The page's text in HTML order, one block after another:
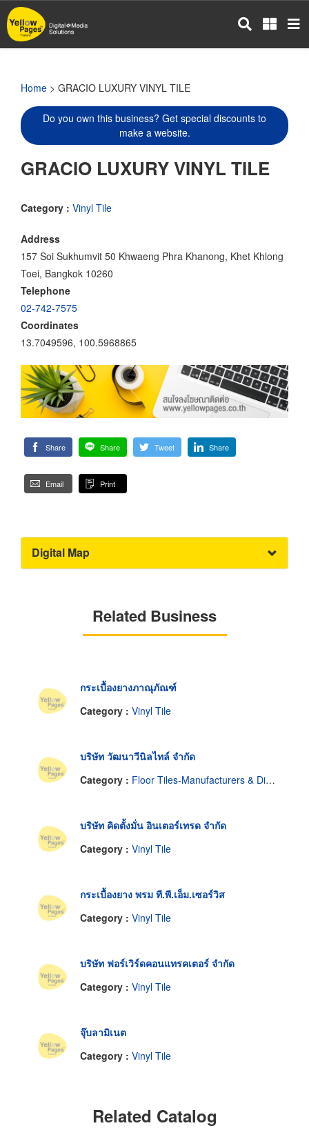
Skip
to
main
Home > GRACIO LUXURY VINYL TILE
Do you own this business? Get special discounts to
make a website.
GRACIO LUXURY VINYL TILE
Category : Vinyl Tile
Address
157 Soi Sukhumvit 50 Khwaeng Phra Khanong, Khet Khlong
Toei, Bangkok 10260
Telephone
02-742-7575
Coordinates
13.7049596, 100.5968865
Share Share Tweet Share
Email Print
Digital Map
Related Business
กระเบื้องยางภาณุภัณฑ์
Category : Vinyl Tile
บริษัท วัฒนาวีนิลไทล์ จำกัด
Category : Floor Tiles-Manufacturers & Distributors
บริษัท คิดตั้งมั่น อินเตอร์เทรด จำกัด
Category : Vinyl Tile
กระเบื้องยาง พรม ที.พี.เอ็ม.เซอร์วิส
Category : Vinyl Tile
บริษัท ฟอร์เวิร์ดคอนแทรคเตอร์ จำกัด
Category : Vinyl Tile
จุ๊บลามิเนต
Category : Vinyl Tile
Related Catalog